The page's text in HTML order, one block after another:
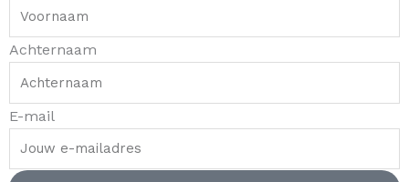
Achternaam
E-mail